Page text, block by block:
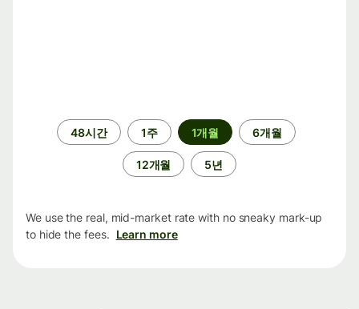
48시간 1주 1개월 6개월
12개월 5년
We use the real, mid-market rate with no sneaky mark-up
to hide the fees. Learn more